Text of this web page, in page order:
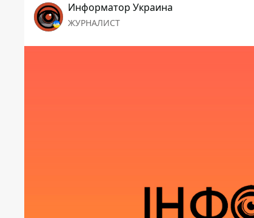
Информатор Украина
ЖУРНАЛИСТ